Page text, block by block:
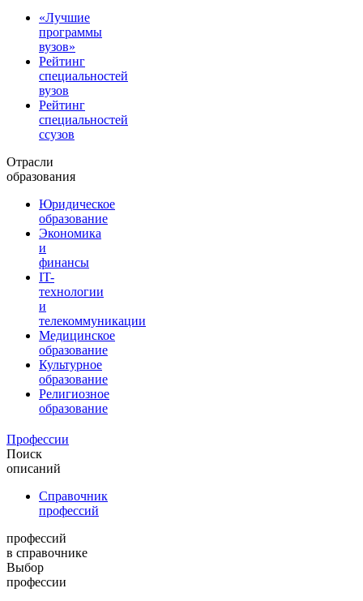
«Лучшие
программы
вузов»
Рейтинг
специальностей
вузов
Рейтинг
специальностей
ссузов
Отрасли
образования
Юридическое
образование
Экономика
и
финансы
IT-
технологии
и
телекоммуникации
Медицинское
образование
Культурное
образование
Религиозное
образование
Профессии
Поиск
описаний
Справочник
профессий
профессий
в справочнике
Выбор
профессии